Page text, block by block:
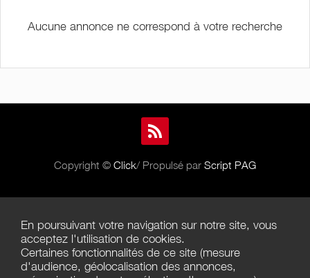
Aucune annonce ne correspond à votre recherche
Copyright © Click/ Propulsé par Script PAG
Règles de diffusion
Conditions générales d'utilisation
En poursuivant votre navigation sur notre site, vous
acceptez l'utilisation de cookies.
Certaines fonctionnalités de ce site (mesure
d'audience, géolocalisation des annonces,